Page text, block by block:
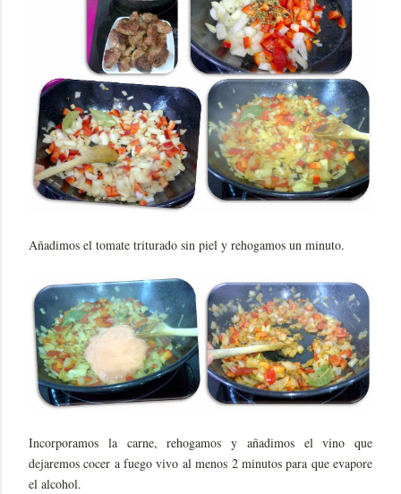
Añadimos el tomate triturado sin piel y rehogamos un minuto.
Incorporamos la carne, rehogamos y añadimos el vino que
dejaremos cocer a fuego vivo al menos 2 minutos para que evapore
el alcohol.